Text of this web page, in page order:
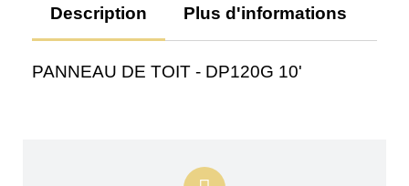
Description Plus d'informations
PANNEAU DE TOIT - DP120G 10'